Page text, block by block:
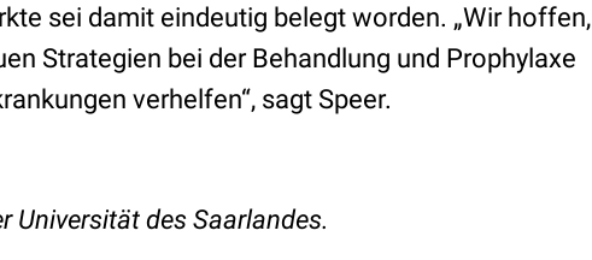
sei damit eindeutig belegt worden. „Wir hoffen,
Strategien bei der Behandlung und Prophylaxe
verhelfen“, sagt Speer.
Universität des Saarlandes.